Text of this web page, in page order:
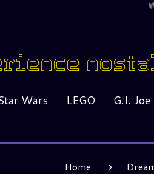
Wars LEGO G.I. Joe
Home